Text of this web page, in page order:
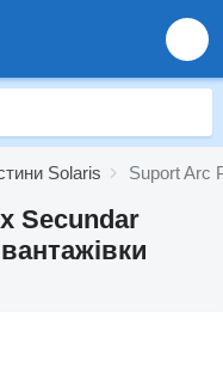
Solaris Suport Arc
Secundar